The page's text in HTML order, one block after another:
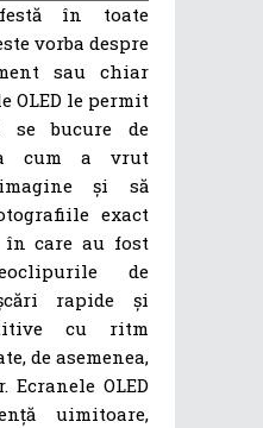
în toate
vorba despre
sau chiar
OLED le permit
se bucure de
cum a vrut
și să
exact
care au fost
de
rapide și
cu ritm
de asemenea,
OLED
uimitoare,